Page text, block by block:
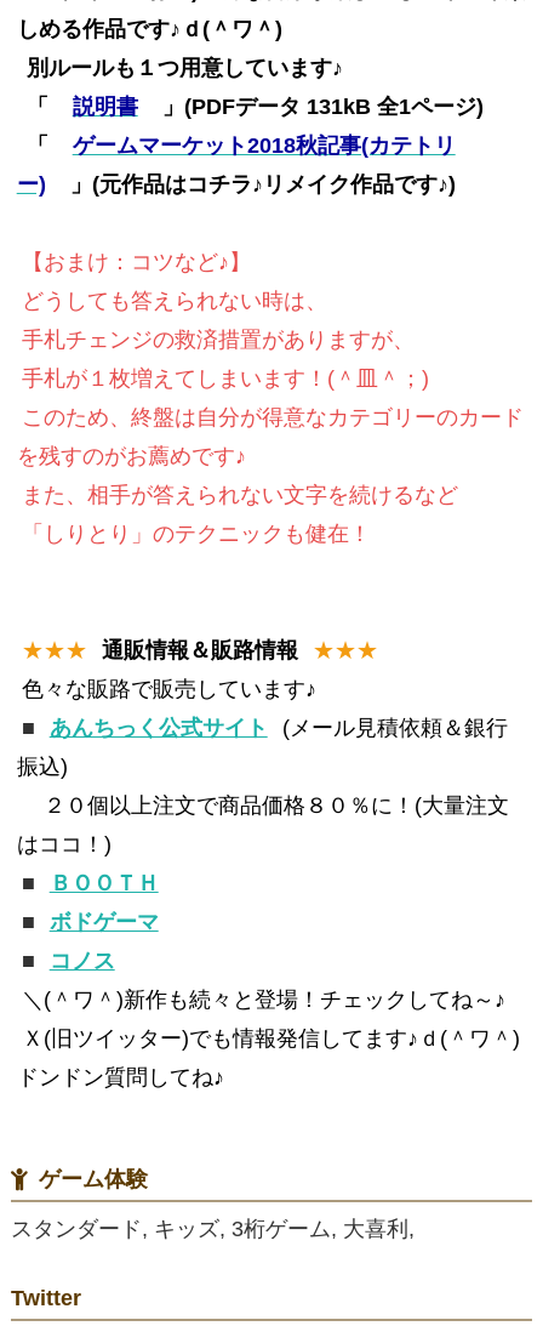
しめる作品です♪ｄ(＾ワ＾)
別ルールも１つ用意しています♪
「
説明書
」(PDFデータ 131kB 全1ページ)
「
ゲームマーケット2018秋記事(カテトリ
ー)
」(元作品はコチラ♪リメイク作品です♪)
【おまけ：コツなど♪】
どうしても答えられない時は、
手札チェンジの救済措置がありますが、
手札が１枚増えてしまいます！(＾皿＾；)
このため、終盤は自分が得意なカテゴリーのカード
を残すのがお薦めです♪
また、相手が答えられない文字を続けるなど
「しりとり」のテクニックも健在！
★★★ 通販情報＆販路情報
★★★
色々な販路で販売しています♪
■
あんちっく公式サイト
(メール見積依頼＆銀行
振込)
２０個以上注文で商品価格８０％に！(大量注文
はココ！)
■
ＢＯＯＴＨ
■
ボドゲーマ
■
コノス
＼(＾ワ＾)新作も続々と登場！チェックしてね～♪
Ｘ(旧ツイッター)でも情報発信してます♪ｄ(＾ワ＾)
ドンドン質問してね♪
ゲーム体験
スタンダード, キッズ, 3桁ゲーム, 大喜利,
Twitter